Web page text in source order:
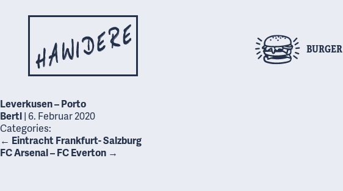
BURGER
Leverkusen – Porto
Bertl| 6. Februar 2020
Categories:
← Eintracht Frankfurt- Salzburg
FC Arsenal – FC Everton →